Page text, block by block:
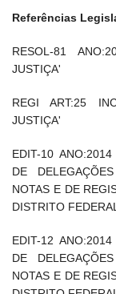
Referências
RESOL-81
JUSTIÇA'
REGI ART:25
JUSTIÇA'
EDIT-10
DE
NOTAS E DE
DISTRITO
EDIT-12
DE
NOTAS E DE